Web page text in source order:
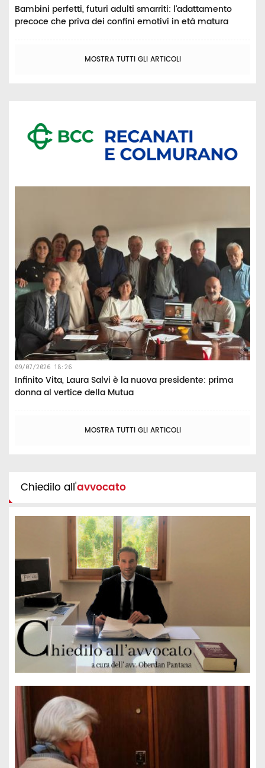
Bambini perfetti, futuri adulti smarriti: l'adattamento
precoce che priva dei confini emotivi in età matura
MOSTRA TUTTI GLI ARTICOLI
09/07/2026 18:26
Infinito Vita, Laura Salvi è la nuova presidente: prima
donna al vertice della Mutua
MOSTRA TUTTI GLI ARTICOLI
Chiedilo all'avvocato